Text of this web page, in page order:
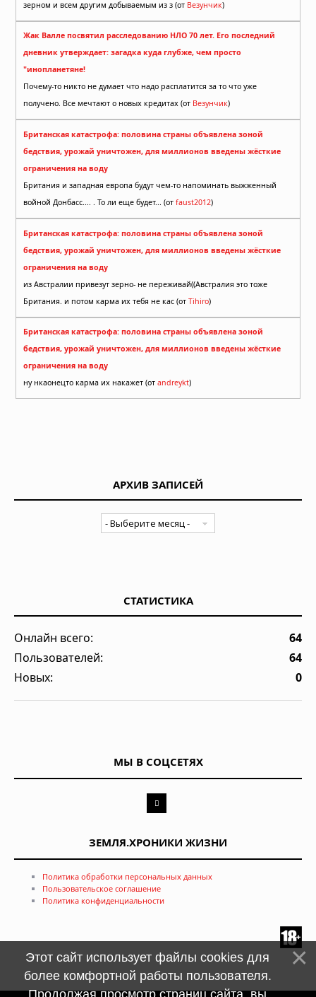
зерном и всем другим добываемым из з (от Везунчик)
Жак Валле посвятил расследованию НЛО 70 лет. Его последний
дневник утверждает: загадка куда глубже, чем просто
"инопланетяне!
Почему-то никто не думает что надо расплатится за то что уже
получено. Все мечтают о новых кредитах (от Везунчик)
Британская катастрофа: половина страны объявлена зоной
бедствия, урожай уничтожен, для миллионов введены жёсткие
ограничения на воду
Британия и западная европа будут чем-то напоминать выжженный
войной Донбасс.... . То ли еще будет... (от faust2012)
Британская катастрофа: половина страны объявлена зоной
бедствия, урожай уничтожен, для миллионов введены жёсткие
ограничения на воду
из Австралии привезут зерно- не переживай((Австралия это тоже
Британия. и потом карма их тебя не кас (от Tihiro)
Британская катастрофа: половина страны объявлена зоной
бедствия, урожай уничтожен, для миллионов введены жёсткие
ограничения на воду
ну нкаонецто карма их накажет (от andreykt)
АРХИВ ЗАПИСЕЙ
СТАТИСТИКА
Онлайн всего:
64
Пользователей:
64
Новых:
0
МЫ В СОЦСЕТЯХ
ЗЕМЛЯ.ХРОНИКИ ЖИЗНИ
Политика обработки персональных данных
Пользовательское соглашение
Политика конфиденциальности
Этот сайт использует файлы cookies для
более комфортной работы пользователя.
Продолжая просмотр страниц сайта, вы